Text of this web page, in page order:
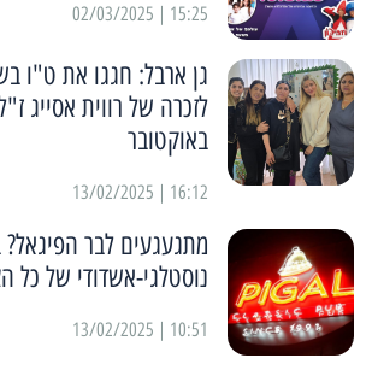
15:25 | 02/03/2025
גן ארבל: חגגו את ט"ו
באוקטובר
16:12 | 13/02/2025
מתגעגעים לבר הפיגאל?
נוסטלגי-אשדודי של כל
10:51 | 13/02/2025